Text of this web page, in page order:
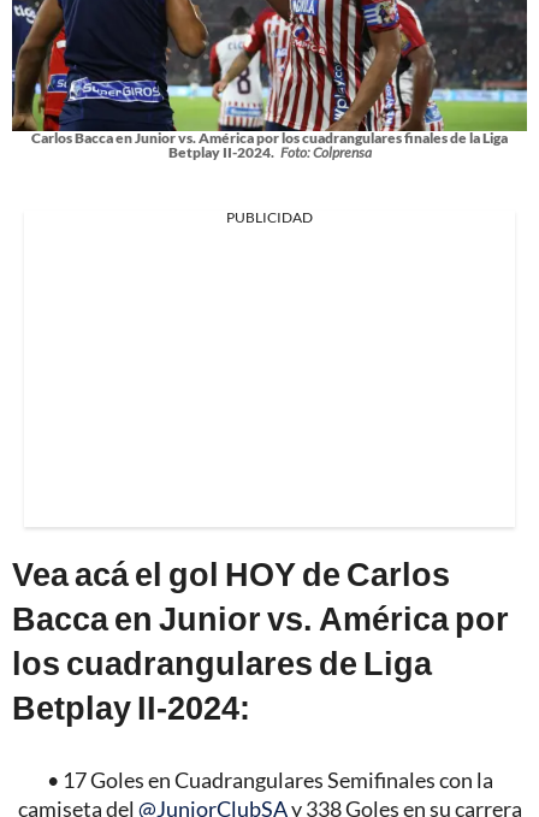
Carlos Bacca en Junior vs. América por los cuadrangulares finales de la Liga
Betplay II-2024. Foto: Colprensa
PUBLICIDAD
Vea acá el gol HOY de Carlos
Bacca en Junior vs. América por
los cuadrangulares de Liga
Betplay II-2024:
• 17 Goles en Cuadrangulares Semifinales con la
camiseta del @JuniorClubSAy 338 Goles en su carrera